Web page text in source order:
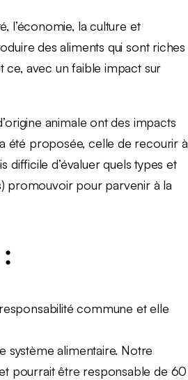
l’économie, la culture et
des aliments qui sont riches
ce, avec un faible impact sur
animale ont des impacts
été proposée, celle de recourir à
difficile d’évaluer quels types et
promouvoir pour parvenir à la
commune et elle
système alimentaire. Notre
pourrait être responsable de 60